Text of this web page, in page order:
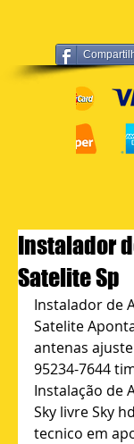
Instalador
Satelite Sp
Instalador de
Satelite
antenas
95234-7644
Instalação de
Sky livre Sky
tecnico em